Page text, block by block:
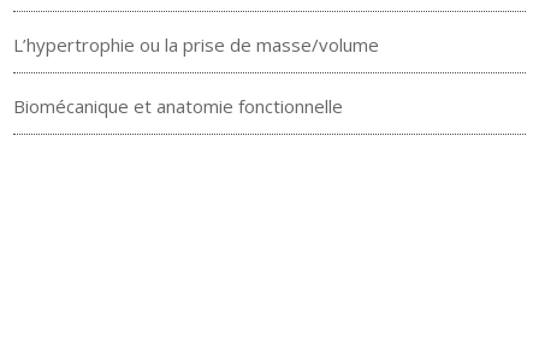
L’hypertrophie ou la prise de masse/volume
Biomécanique et anatomie fonctionnelle